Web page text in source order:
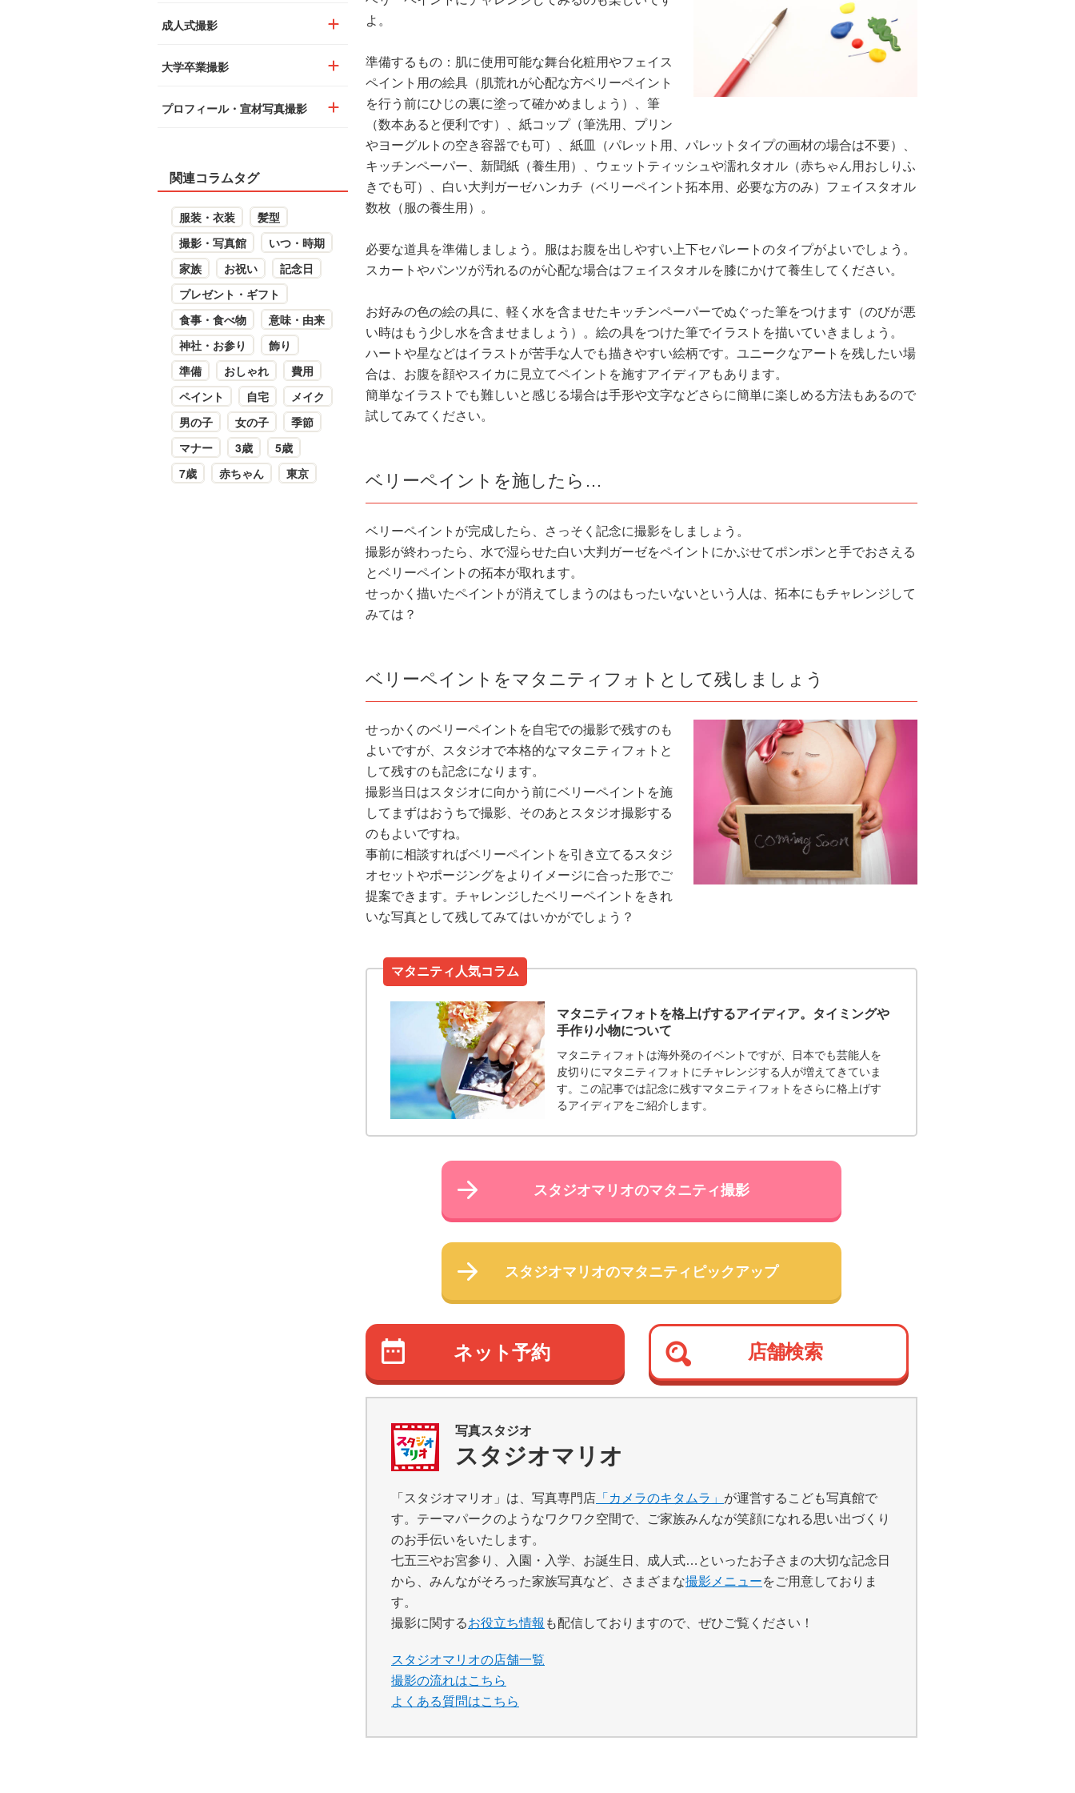
よ。
準備するもの：肌に使用可能な舞台化粧用やフェイス
ペイント用の絵具（肌荒れが心配な方ベリーペイント
を行う前にひじの裏に塗って確かめましょう）、筆
（数本あると便利です）、紙コップ（筆洗用、プリン
やヨーグルトの空き容器でも可）、紙皿（パレット用、パレットタイプの画材の場合は不要）、
キッチンペーパー、新聞紙（養生用）、ウェットティッシュや濡れタオル（赤ちゃん用おしりふ
きでも可）、白い大判ガーゼハンカチ（ベリーペイント拓本用、必要な方のみ）フェイスタオル
数枚（服の養生用）。
必要な道具を準備しましょう。服はお腹を出しやすい上下セパレートのタイプがよいでしょう。
スカートやパンツが汚れるのが心配な場合はフェイスタオルを膝にかけて養生してください。
お好みの色の絵の具に、軽く水を含ませたキッチンペーパーでぬぐった筆をつけます（のびが悪
い時はもう少し水を含ませましょう）。絵の具をつけた筆でイラストを描いていきましょう。
ハートや星などはイラストが苦手な人でも描きやすい絵柄です。ユニークなアートを残したい場
合は、お腹を顔やスイカに見立てペイントを施すアイディアもあります。
簡単なイラストでも難しいと感じる場合は手形や文字などさらに簡単に楽しめる方法もあるので
試してみてください。
ベリーペイントを施したら…
ベリーペイントが完成したら、さっそく記念に撮影をしましょう。
撮影が終わったら、水で湿らせた白い大判ガーゼをペイントにかぶせてポンポンと手でおさえる
とベリーペイントの拓本が取れます。
せっかく描いたペイントが消えてしまうのはもったいないという人は、拓本にもチャレンジして
みては？
ベリーペイントをマタニティフォトとして残しましょう
せっかくのベリーペイントを自宅での撮影で残すのも
よいですが、スタジオで本格的なマタニティフォトと
して残すのも記念になります。
撮影当日はスタジオに向かう前にベリーペイントを施
してまずはおうちで撮影、そのあとスタジオ撮影する
のもよいですね。
事前に相談すればベリーペイントを引き立てるスタジ
オセットやポージングをよりイメージに合った形でご
提案できます。チャレンジしたベリーペイントをきれ
いな写真として残してみてはいかがでしょう？
マタニティ人気コラム
マタニティフォトを格上げするアイディア。タイミングや
手作り小物について
マタニティフォトは海外発のイベントですが、日本でも芸能人を
皮切りにマタニティフォトにチャレンジする人が増えてきていま
す。この記事では記念に残すマタニティフォトをさらに格上げす
るアイディアをご紹介します。
スタジオマリオのマタニティ撮影
スタジオマリオのマタニティピックアップ
ネット予約 店舗検索
写真スタジオ
スタジオマリオ
「スタジオマリオ」は、写真専門店 「カメラのキタムラ」 が運営するこども写真館で
す。テーマパークのようなワクワク空間で、ご家族みんなが笑顔になれる思い出づくり
のお手伝いをいたします。
七五三やお宮参り、入園・入学、お誕生日、成人式…といったお子さまの大切な記念日
から、みんながそろった家族写真など、さまざまな撮影メニューをご用意しておりま
す。
撮影に関するお役立ち情報 も配信しておりますので、ぜひご覧ください！
スタジオマリオの店舗一覧
撮影の流れはこちら
よくある質問はこちら
成人式撮影
大学卒業撮影
プロフィール・宣材写真撮影
関連コラムタグ
服装・衣装
髪型
撮影・写真館
いつ・時期
家族
お祝い
記念日
プレゼント・ギフト
食事・食べ物
意味・由来
神社・お参り
飾り
準備
おしゃれ
費用
ペイント
自宅
メイク
男の子
女の子
季節
マナー
3歳
5歳
7歳
赤ちゃん 東京